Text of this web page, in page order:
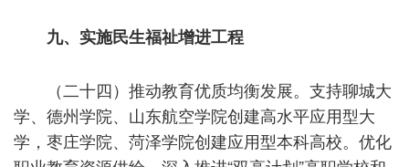
九、实施民生福祉增进工程
（二十四）推动教育优质均衡发展。支持聊城大
学、德州学院、山东航空学院创建高水平应用型大
学，枣庄学院、菏泽学院创建应用型本科高校。优化